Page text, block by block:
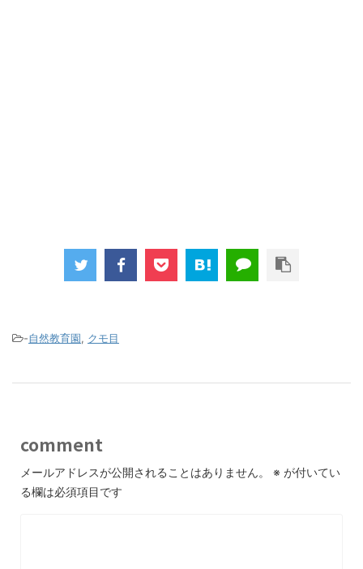
-自然教育園, クモ目
comment
メールアドレスが公開されることはありません。 ※ が付いてい
る欄は必須項目です